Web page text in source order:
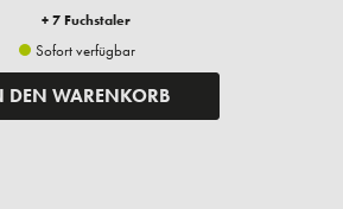
+ 7 Fuchstaler
Sofort verfügbar
DEN WARENKORB